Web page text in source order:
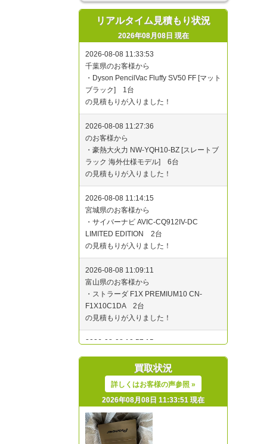
リアルタイム見積もり状況
2026年08月08日 現在
買取状況
詳しくはお客様の声参照 »
2026年08月08日 11:33:51 現在